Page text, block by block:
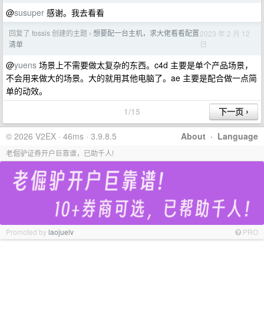
@susuper 感谢。我去看看
回复了 fossis 创建的主题 › 想要配一台主机，求大佬看看配置
清单
2023 年 2 月 12
日
@yuens 场景上不需要做太复杂的东西。c4d 主要是单个产品场景，
不会用来做大的场景。大的就用其他电脑了。ae 主要是配合做一点简
单的动效。
1/15
About · Language
© 2026 V2EX · 46ms · 3.9.8.5
老倔驴证券开户巨靠谱，已助千人!
Promoted bylaojuelv PRO